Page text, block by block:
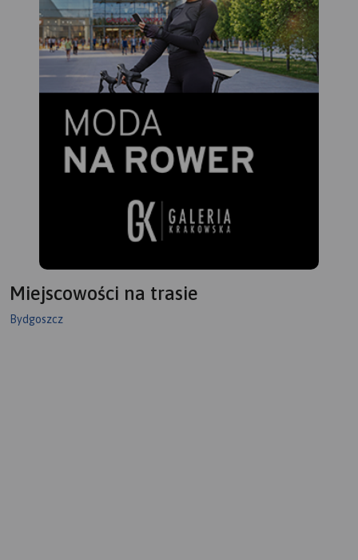
Miejscowości na trasie
Bydgoszcz